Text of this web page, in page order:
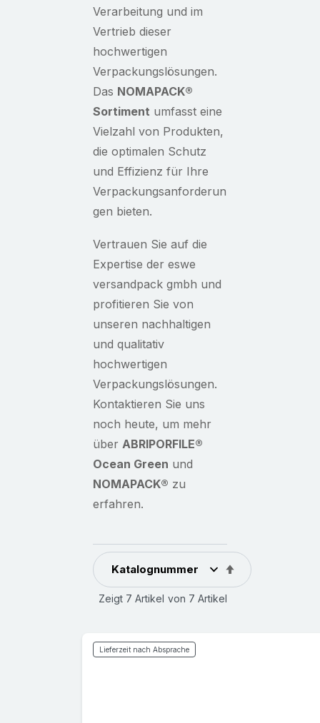
Verarbeitung und im
Vertrieb dieser
hochwertigen
Verpackungslösungen.
Das NOMAPACK®
Sortiment umfasst eine
Vielzahl von Produkten,
die optimalen Schutz
und Effizienz für Ihre
Verpackungsanforderun
gen bieten.
Vertrauen Sie auf die
Expertise der eswe
versandpack gmbh und
profitieren Sie von
unseren nachhaltigen
und qualitativ
hochwertigen
Verpackungslösungen.
Kontaktieren Sie uns
noch heute, um mehr
über ABRIPORFILE®
Ocean Green und
NOMAPACK® zu
erfahren.
Zeigt 7 Artikel von 7 Artikel
In
absteigender
Lieferzeit nach Absprache